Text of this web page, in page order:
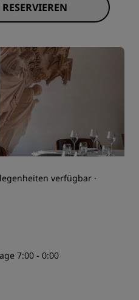
verfügbar ·
7:00 - 0:00